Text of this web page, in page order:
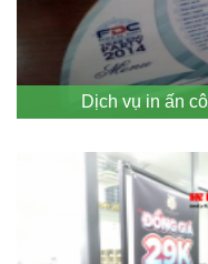
Dịch vụ in ấn